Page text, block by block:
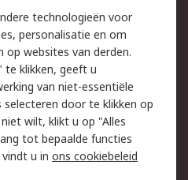
Email veiligheid
Websitevoorwaarden
technologieën voor
personalisatie en om
websites van derden.
te klikken, geeft u
van niet-essentiële
door te klikken op
wilt, klikt u op "Alles
tot bepaalde functies
u in ons cookiebeleid